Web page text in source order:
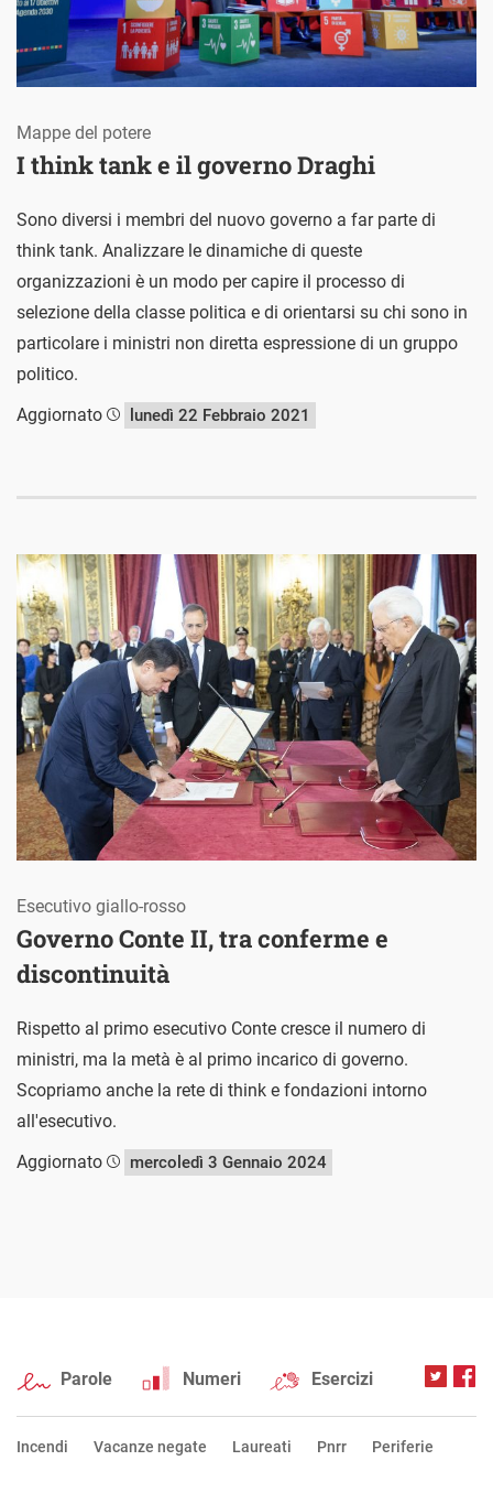
I think tank e il governo Draghi
Mappe del potere
Sono diversi i membri del nuovo governo a far parte di
think tank. Analizzare le dinamiche di queste
organizzazioni è un modo per capire il processo di
selezione della classe politica e di orientarsi su chi sono in
particolare i ministri non diretta espressione di un gruppo
politico.
Aggiornato
lunedì 22 Febbraio 2021
Governo Conte II, tra conferme e
discontinuità
Esecutivo giallo-rosso
Rispetto al primo esecutivo Conte cresce il numero di
ministri, ma la metà è al primo incarico di governo.
Scopriamo anche la rete di think e fondazioni intorno
all'esecutivo.
Aggiornato
mercoledì 3 Gennaio 2024
Parole Numeri Esercizi
Incendi Vacanze negate Laureati Pnrr Periferie